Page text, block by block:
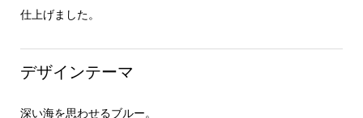
仕上げました。
デザインテーマ
深い海を思わせるブルー。